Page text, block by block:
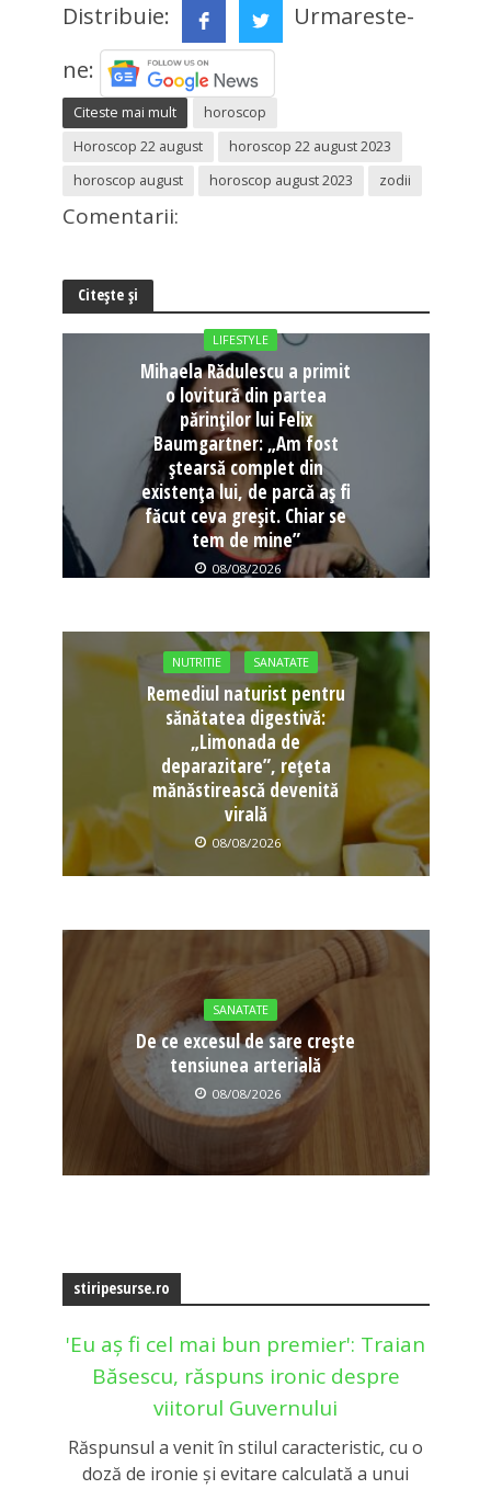
Distribuie:
Urmareste-
ne:
Citeste mai mult
horoscop
Horoscop 22 august
horoscop 22 august 2023
horoscop august
horoscop august 2023 zodii
Comentarii:
Citește și
LIFESTYLE
Mihaela Rădulescu a primit
o lovitură din partea
părinților lui Felix
Baumgartner: „Am fost
ștearsă complet din
existența lui, de parcă aș fi
făcut ceva greșit. Chiar se
tem de mine”
08/08/2026
NUTRITIE SANATATE
Remediul naturist pentru
sănătatea digestivă:
„Limonada de
deparazitare”, rețeta
mănăstirească devenită
virală
08/08/2026
SANATATE
De ce excesul de sare crește
tensiunea arterială
08/08/2026
stiripesurse.ro
'Eu aș fi cel mai bun premier': Traian
Băsescu, răspuns ironic despre
viitorul Guvernului
Răspunsul a venit în stilul caracteristic, cu o
doză de ironie și evitare calculată a unui